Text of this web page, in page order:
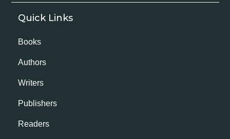
Quick Links
Books
Authors
Writers
Publishers
Readers